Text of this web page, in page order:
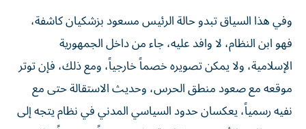
وفي هذا السياق تبدو حالة الرئيس مسعود بزشكيان كاشفة،
فهو ابن النظام، لا وافد عليه، جاء من داخل الجمهورية
الإسلامية، ولا يمكن تصويره خصماً خارجياً، ومع ذلك، فإن توتر
موقعه مع صعود منطق الحرس، وحديث الاستقالة حتى مع
نفيه رسمياً، يعكسان حدود السياسي المدني في نظام يتجه إلى